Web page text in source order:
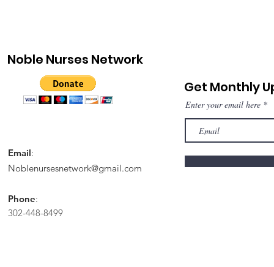
Noble Nurses Network
Email:
Noblenursesnetwork@gmail.com
Phone:
302-448-8499
Get Monthly
Enter your email here